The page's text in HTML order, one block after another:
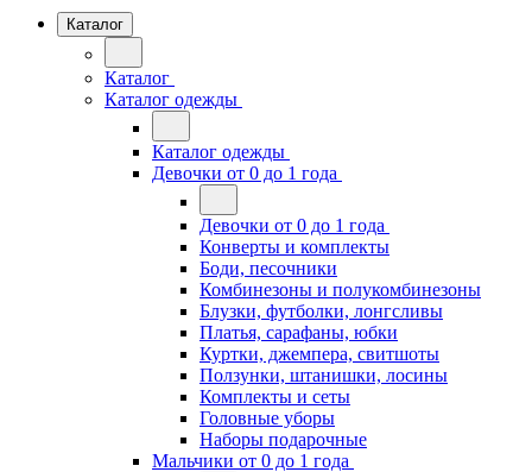
Каталог
Каталог
Каталог одежды
Каталог одежды
Девочки от 0 до 1 года
Девочки от 0 до 1 года
Конверты и комплекты
Боди, песочники
Комбинезоны и полукомбинезоны
Блузки, футболки, лонгсливы
Платья, сарафаны, юбки
Куртки, джемпера, свитшоты
Ползунки, штанишки, лосины
Комплекты и сеты
Головные уборы
Наборы подарочные
Мальчики от 0 до 1 года